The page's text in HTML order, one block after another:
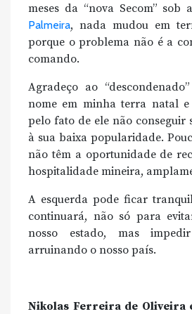
meses da “nova Secom” sob
Palmeira, nada mudou em
porque o problema não é a
comando.
Agradeço ao
nome em minha terra natal
pelo fato de ele não conseguir
à sua baixa popularidade.
não têm a oportunidade de
hospitalidade mineira,
A esquerda pode ficar
continuará, não só para
nosso estado, mas
arruinando o nosso país.
Nikolas Ferreira de Oliveira